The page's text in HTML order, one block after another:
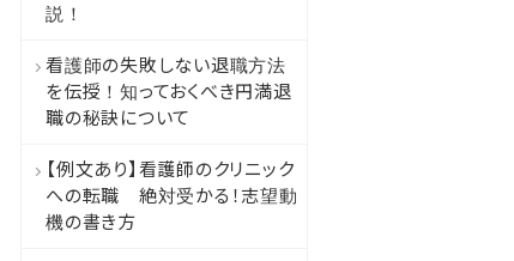
説！
看護師の失敗しない退職方法
を伝授！知っておくべき円満退
職の秘訣について
【例文あり】看護師のクリニック
への転職 絶対受かる！志望動
機の書き方